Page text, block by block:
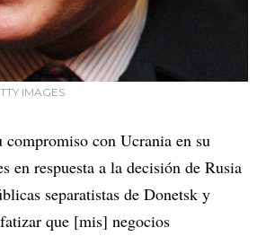
IMAGES
con Ucrania en su
en respuesta a la decisión de Rusia
separatistas de Donetsk y
que [mis] negocios